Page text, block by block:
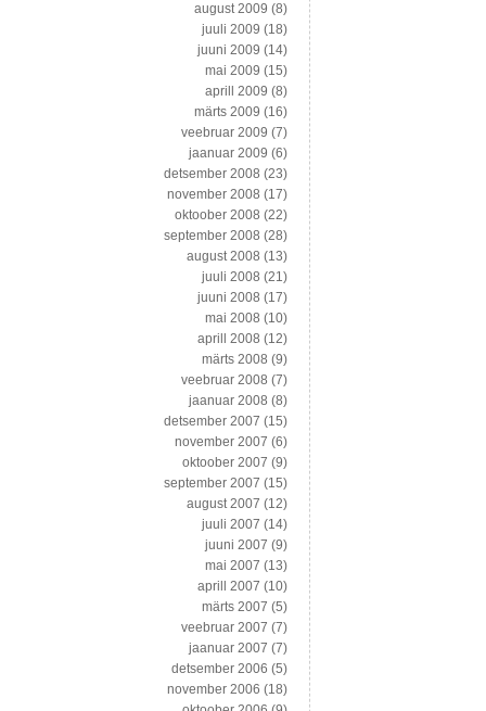
august 2009 (8)
juuli 2009 (18)
juuni 2009 (14)
mai 2009 (15)
aprill 2009 (8)
märts 2009 (16)
veebruar 2009 (7)
jaanuar 2009 (6)
detsember 2008 (23)
november 2008 (17)
oktoober 2008 (22)
september 2008 (28)
august 2008 (13)
juuli 2008 (21)
juuni 2008 (17)
mai 2008 (10)
aprill 2008 (12)
märts 2008 (9)
veebruar 2008 (7)
jaanuar 2008 (8)
detsember 2007 (15)
november 2007 (6)
oktoober 2007 (9)
september 2007 (15)
august 2007 (12)
juuli 2007 (14)
juuni 2007 (9)
mai 2007 (13)
aprill 2007 (10)
märts 2007 (5)
veebruar 2007 (7)
jaanuar 2007 (7)
detsember 2006 (5)
november 2006 (18)